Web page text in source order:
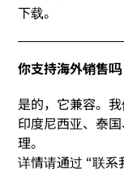
下载。
你支持海外销售吗
是的，它兼容。
印度尼西亚、泰
理。
详情请通过 “联系